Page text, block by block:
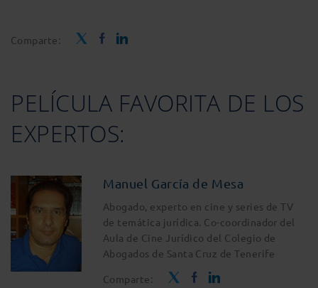
Comparte:
PELÍCULA FAVORITA DE LOS
EXPERTOS:
Manuel García de Mesa
Abogado, experto en cine y series de TV
de temática jurídica. Co-coordinador del
Aula de Cine Jurídico del Colegio de
Abogados de Santa Cruz de Tenerife
Comparte: